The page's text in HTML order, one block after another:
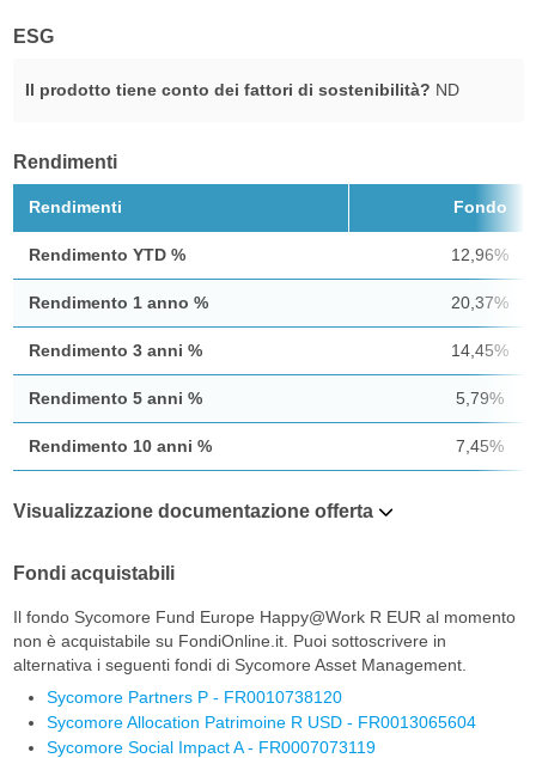
ESG
Il prodotto tiene conto dei fattori di sostenibilità? ND
Rendimenti
Rendimenti Fondo
Rendimento YTD % 12,96%
Rendimento 1 anno % 20,37%
Rendimento 3 anni % 14,45%
Rendimento 5 anni % 5,79%
Rendimento 10 anni % 7,45%
Visualizzazione documentazione offerta
Fondi acquistabili
Il fondo Sycomore Fund Europe Happy@Work R EUR al momento
non è acquistabile su FondiOnline.it. Puoi sottoscrivere in
alternativa i seguenti fondi di Sycomore Asset Management.
Sycomore Partners P - FR0010738120
Sycomore Allocation Patrimoine R USD - FR0013065604
Sycomore Social Impact A - FR0007073119